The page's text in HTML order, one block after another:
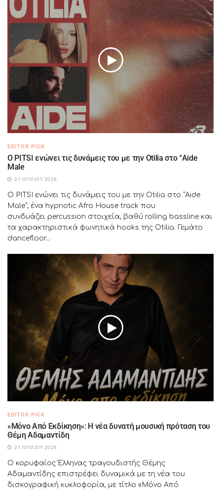
EDITOR PICK
Ο PITSI ενώνει τις δυνάμεις του με την Otilia στο “Aide
Male
21 ΙΟΥΛΊΟΥ 2026
Ο PITSI ενώνει τις δυνάμεις του με την Otilia στο “Aide
Male”, ένα hypnotic Afro House track που
συνδυάζει percussion στοιχεία, βαθύ rolling bassline και
τα χαρακτηριστικά φωνητικά hooks της Otilia. Γεμάτο
dancefloor...
EDITOR PICK
«Μόνο Από Εκδίκηση»: Η νέα δυνατή μουσική πρόταση του
Θέμη Αδαμαντίδη
21 ΙΟΥΛΊΟΥ 2026
Ο κορυφαίος Έλληνας τραγουδιστής Θέμης
Αδαμαντίδης επιστρέφει δυναμικά με τη νέα του
δισκογραφική κυκλοφορία, με τίτλο «Μόνο Από